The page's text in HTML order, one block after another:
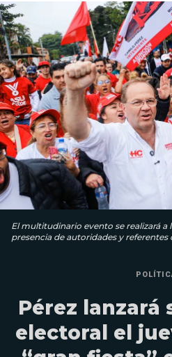
El multitudinario evento se realizará a
presencia de autoridades y referentes
Pérez lanzará
electoral el